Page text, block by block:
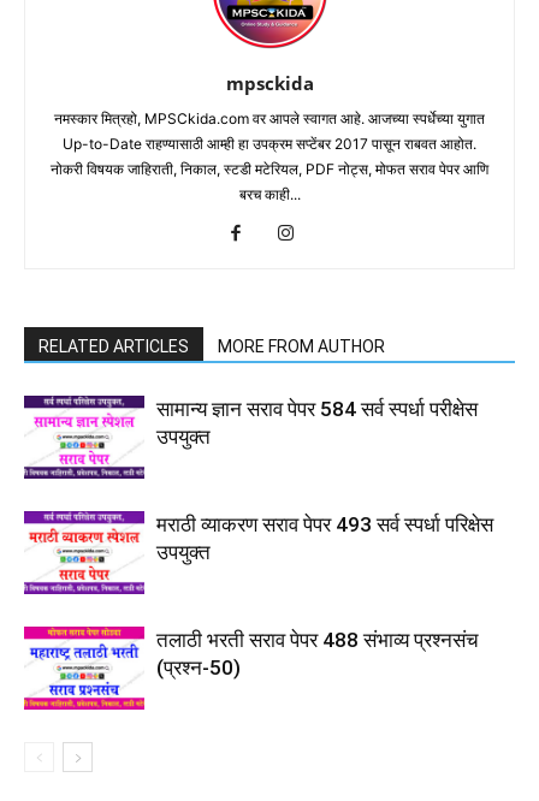
mpsckida
नमस्कार मित्रहो, MPSCkida.com वर आपले स्वागत आहे. आजच्या स्पर्धेच्या युगात
Up-to-Date राहण्यासाठी आम्ही हा उपक्रम सप्टेंबर 2017 पासून राबवत आहोत.
नोकरी विषयक जाहिराती, निकाल, स्टडी मटेरियल, PDF नोट्स, मोफत सराव पेपर आणि
बरच काही...
RELATED ARTICLES MORE FROM AUTHOR
सामान्य ज्ञान सराव पेपर 584 सर्व स्पर्धा परीक्षेस
उपयुक्त
मराठी व्याकरण सराव पेपर 493 सर्व स्पर्धा परिक्षेस
उपयुक्त
तलाठी भरती सराव पेपर 488 संभाव्य प्रश्नसंच
(प्रश्न-50)